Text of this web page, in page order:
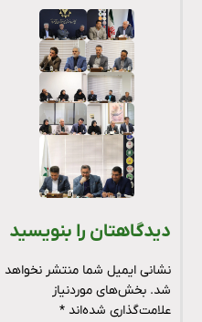
دیدگاهتان را بنویسید
نشانی ایمیل شما منتشر نخواهد
بخش‌های موردنیاز
علامت‌گذاری شده‌اند*